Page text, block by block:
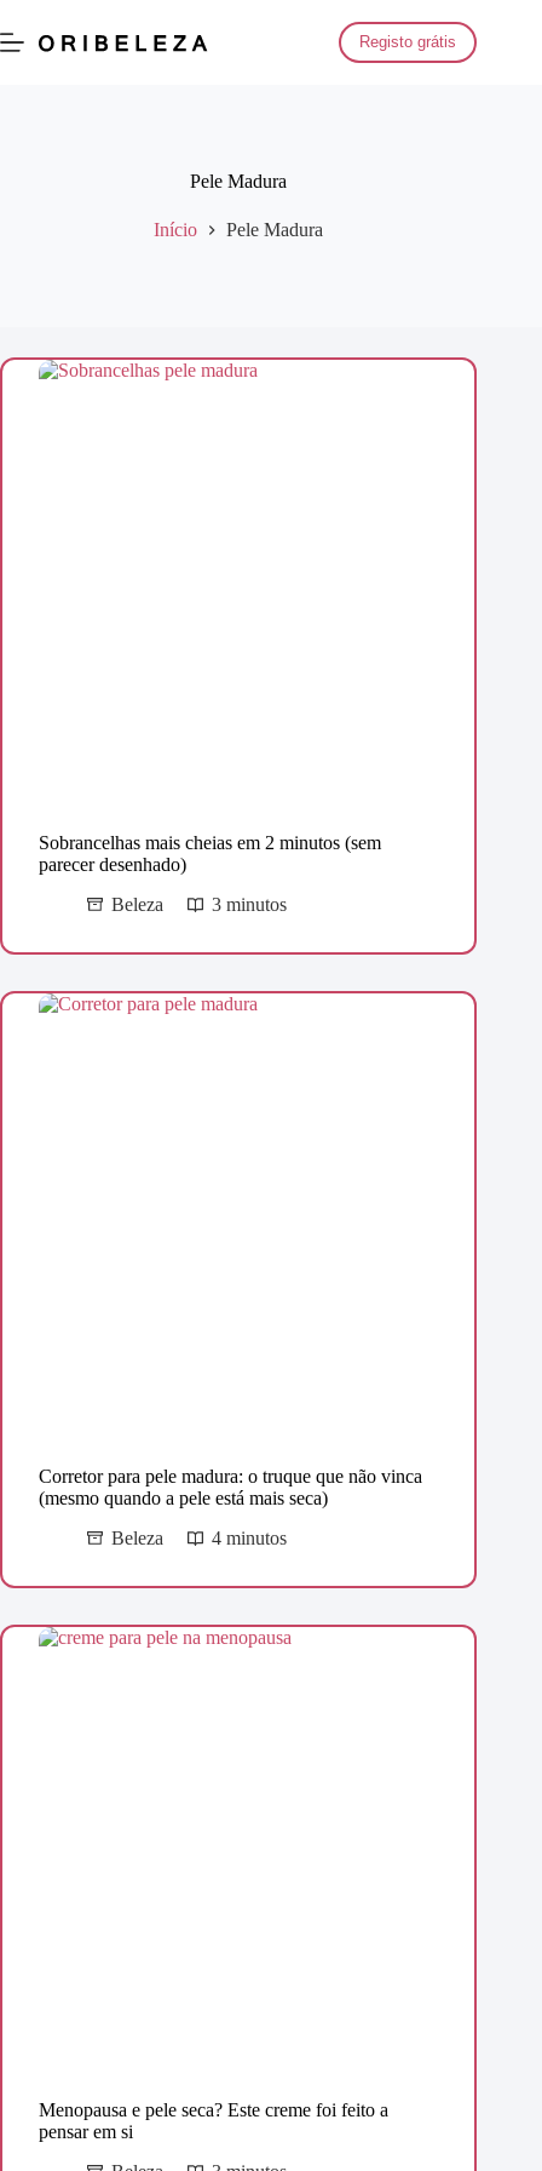
para
o
Registo grátis
Pele Madura
Início Pele Madura
Sobrancelhas mais cheias em 2 minutos (sem
parecer desenhado)
Beleza
3 minutos
Corretor para pele madura: o truque que não vinca
(mesmo quando a pele está mais seca)
Beleza
4 minutos
Menopausa e pele seca? Este creme foi feito a
pensar em si